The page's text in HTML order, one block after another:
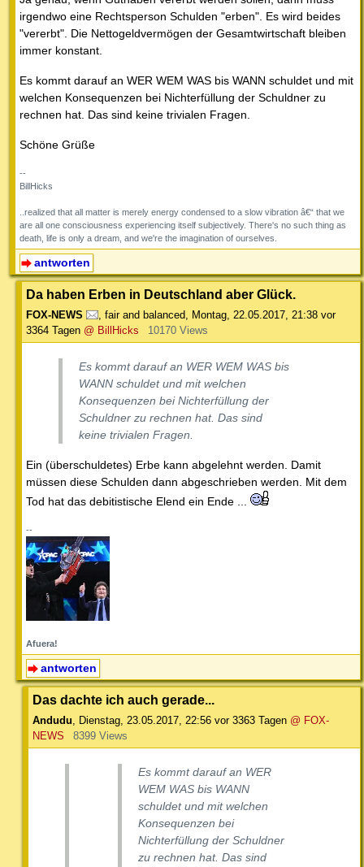
irgendwo eine Rechtsperson Schulden "erben". Es wird beides
"vererbt". Die Nettogeldvermögen der Gesamtwirtschaft bleiben
immer konstant.
Es kommt darauf an WER WEM WAS bis WANN schuldet und mit
welchen Konsequenzen bei Nichterfüllung der Schuldner zu
rechnen hat. Das sind keine trivialen Fragen.
Schöne Grüße
--
BillHicks
..realized that all matter is merely energy condensed to a slow vibration â€“ that we
are all one consciousness experiencing itself subjectively. There's no such thing as
death, life is only a dream, and we're the imagination of ourselves.
antworten
Da haben Erben in Deutschland aber Glück.
FOX-NEWS , fair and balanced, Montag, 22.05.2017, 21:38 vor
3364 Tagen @ BillHicks 10170 Views
Es kommt darauf an WER WEM WAS bis
WANN schuldet und mit welchen
Konsequenzen bei Nichterfüllung der
Schuldner zu rechnen hat. Das sind
keine trivialen Fragen.
Ein (überschuldetes) Erbe kann abgelehnt werden. Damit
müssen diese Schulden dann abgeschrieben werden. Mit dem
Tod hat das debitistische Elend ein Ende ...
--
Afuera!
antworten
Das dachte ich auch gerade...
Andudu, Dienstag, 23.05.2017, 22:56 vor 3363 Tagen @ FOX-
NEWS
8399 Views
Es kommt darauf an WER
WEM WAS bis WANN
schuldet und mit welchen
Konsequenzen bei
Nichterfüllung der Schuldner
zu rechnen hat. Das sind